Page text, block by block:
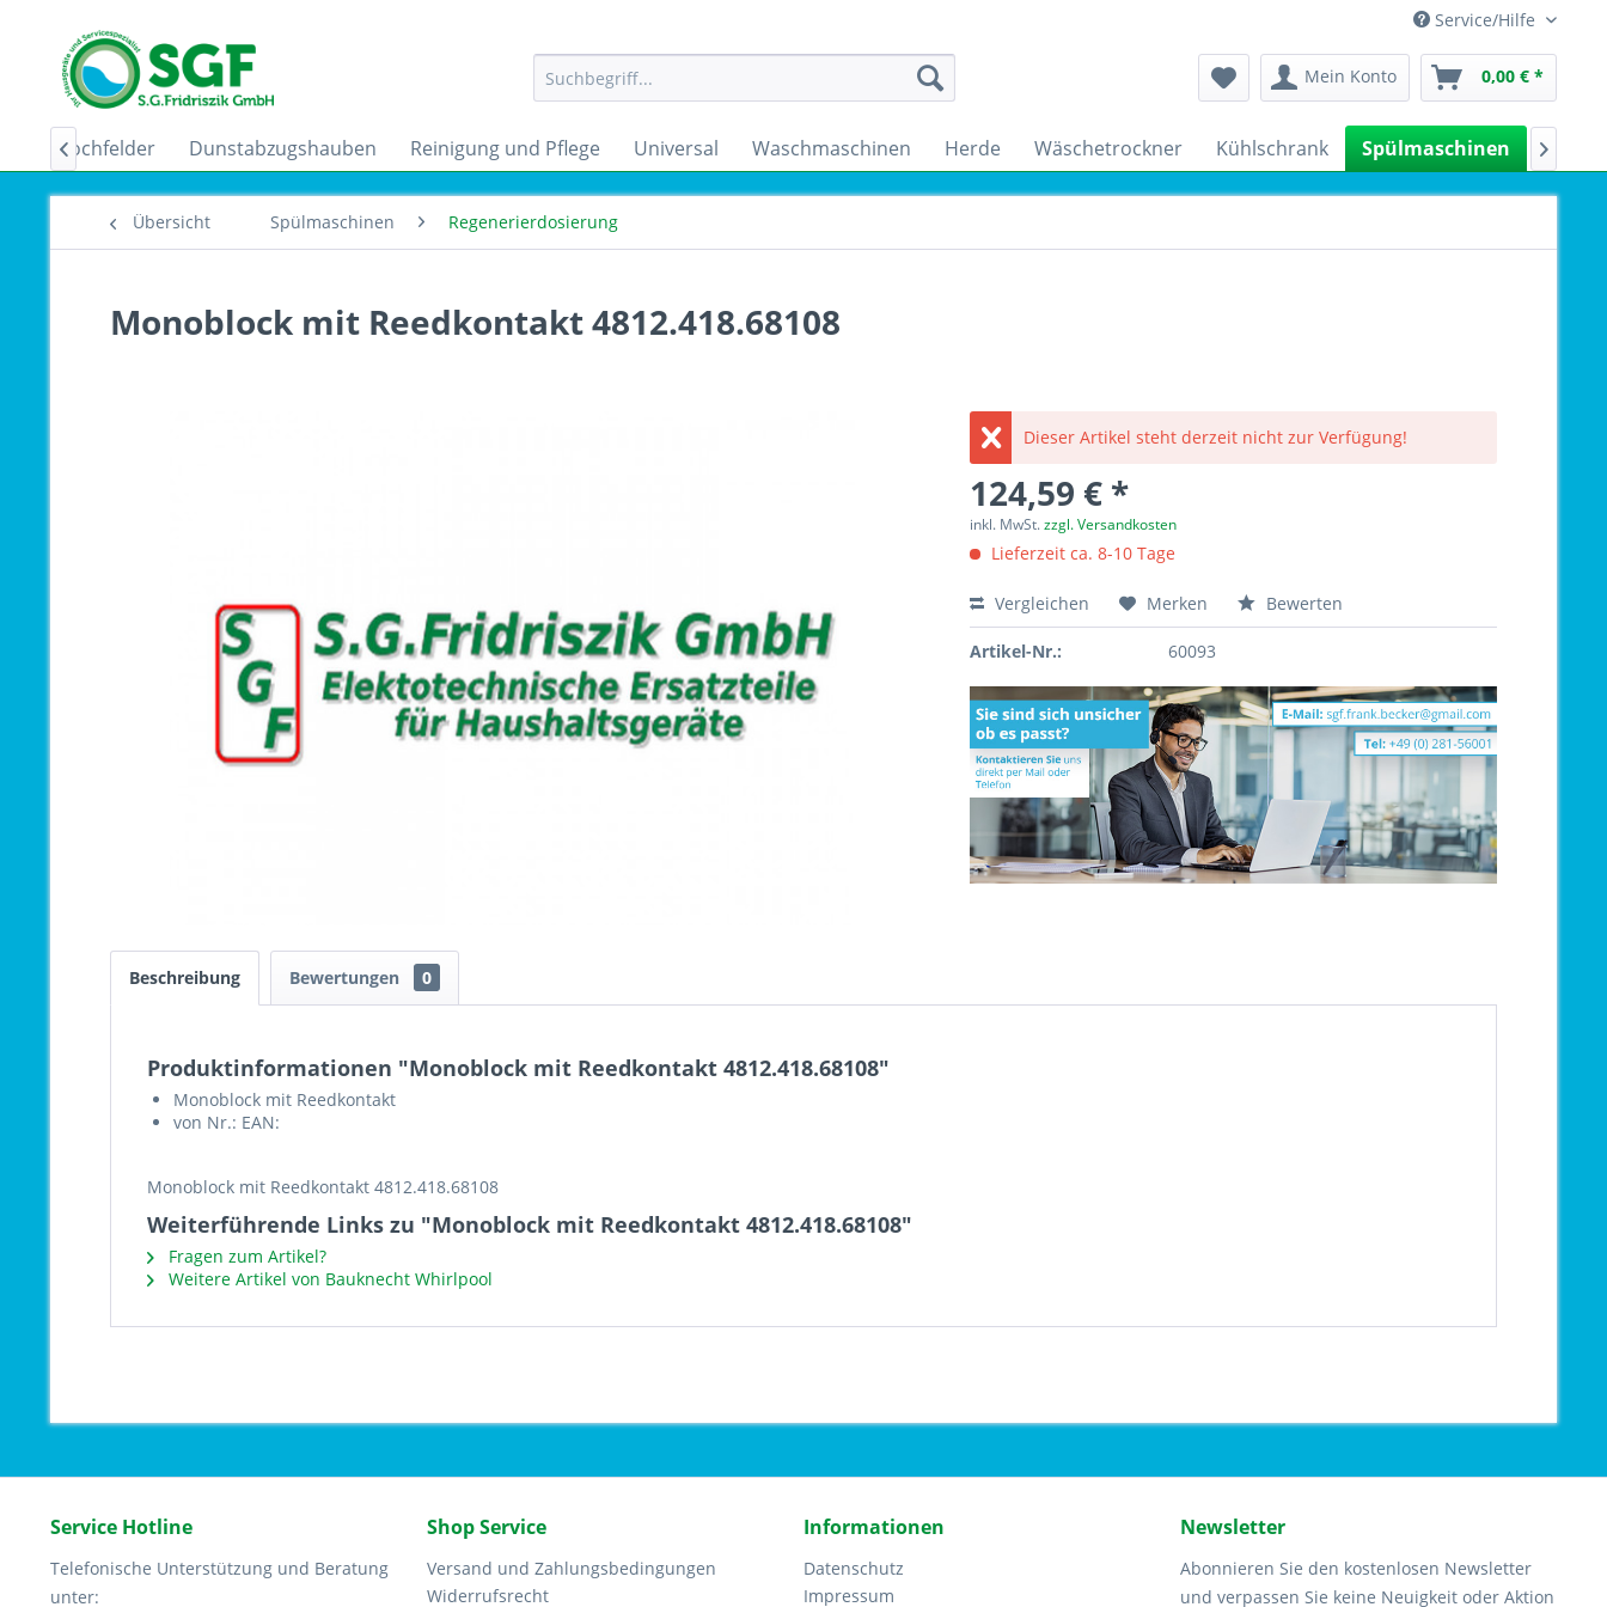
Service/Hilfe
Mein Konto 0,00 € *
Dunstabzugshauben Reinigung und Pflege Universal Waschmaschinen Herde Wäschetrockner Kühlschrank Spülmaschinen
 
Übersicht Spülmaschinen Regenerierdosierung
Monoblock mit Reedkontakt 4812.418.68108
Dieser Artikel steht derzeit nicht zur Verfügung!
124,59 € *
inkl. MwSt.zzgl. Versandkosten
Lieferzeit ca. 8-10 Tage
Vergleichen Merken Bewerten
Artikel-Nr.: 60093
Beschreibung Bewertungen 0
Produktinformationen "Monoblock mit Reedkontakt 4812.418.68108"
Monoblock mit Reedkontakt
von Nr.: EAN:
Monoblock mit Reedkontakt 4812.418.68108
Weiterführende Links zu "Monoblock mit Reedkontakt 4812.418.68108"
Fragen zum Artikel?
Weitere Artikel von Bauknecht Whirlpool
Service Hotline
Telefonische Unterstützung und Beratung
unter:
Shop Service
Versand und Zahlungsbedingungen
Widerrufsrecht
Informationen
Datenschutz
Impressum
Newsletter
Abonnieren Sie den kostenlosen Newsletter
und verpassen Sie keine Neuigkeit oder Aktion